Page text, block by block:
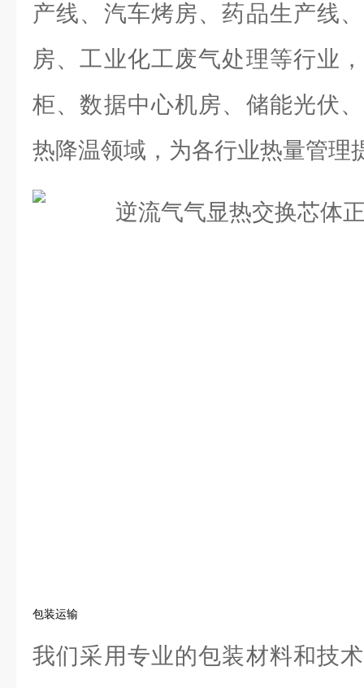
产线、汽车烤房、药品生产线
房、工业化工废气处理等行业
柜、数据中心机房、储能光伏
热降温领域，为各行业热量管理
包装运输
我们采用专业的包装材料和技